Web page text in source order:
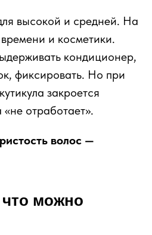
высокой и средней. На
и косметики.
кондиционер,
фиксировать. Но при
закроется
отработает».
волос —
можно